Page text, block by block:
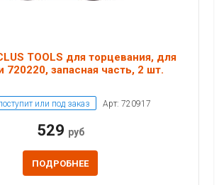
TOOLS для торцевания, для
720220, запасная часть, 2 шт.
или под заказ Арт: 720917
529 руб
ПОДРОБНЕЕ